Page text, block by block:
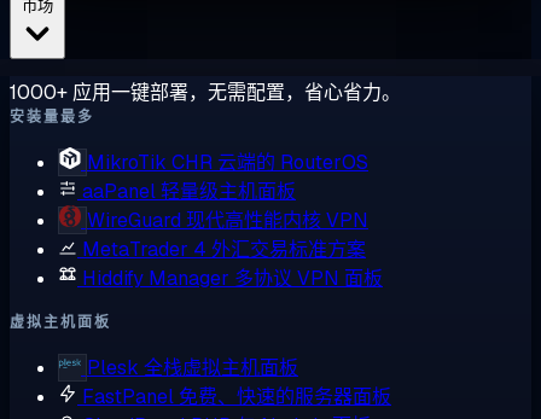
1000+ 应用一键部署，无需配置，省心省力。
安装量最多
MikroTik CHR 云端的 RouterOS
aaPanel轻量级主机面板
WireGuard 现代高性能内核 VPN
MetaTrader 4 外汇交易标准方案
Hiddify Manager 多协议 VPN 面板
虚拟主机面板
Plesk 全栈虚拟主机面板
FastPanel 免费、快速的服务器面板